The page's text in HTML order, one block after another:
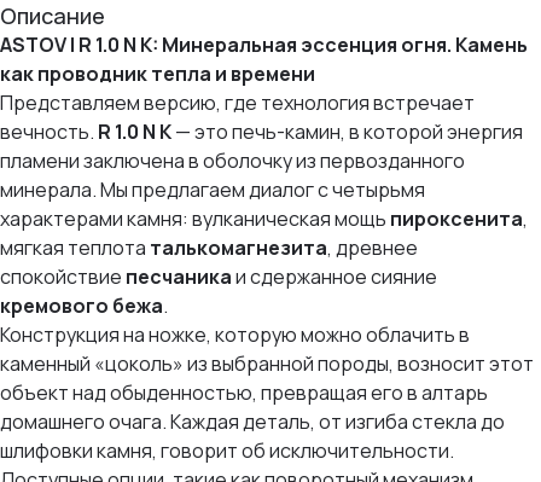
Описание
ASTOV | R 1.0 N K: Минеральная эссенция огня. Камень
как проводник тепла и времени
Представляем версию, где технология встречает
вечность. R 1.0 N K— это печь-камин, в которой энергия
пламени заключена в оболочку из первозданного
минерала. Мы предлагаем диалог с четырьмя
характерами камня: вулканическая мощь пироксенита,
мягкая теплота талькомагнезита, древнее
спокойствие песчаникаи сдержанное сияние
кремового бежа.
Конструкция на ножке, которую можно облачить в
каменный «цоколь» из выбранной породы, возносит этот
объект над обыденностью, превращая его в алтарь
домашнего очага. Каждая деталь, от изгиба стекла до
шлифовки камня, говорит об исключительности.